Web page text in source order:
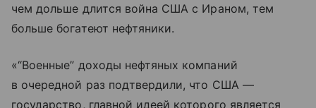
чем дольше длится война США с Ираном, тем
больше богатеют нефтяники.
«“Военные” доходы нефтяных компаний
в очередной раз подтвердили, что США —
государство, главной идеей которого является